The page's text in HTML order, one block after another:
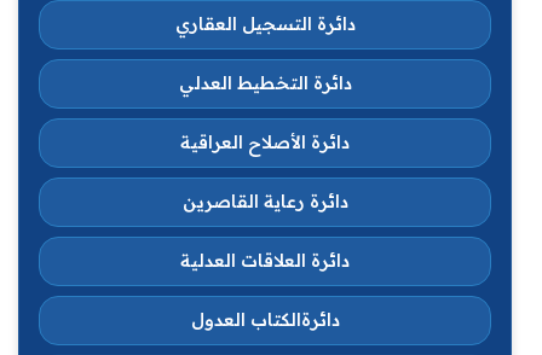
دائرة التسجيل العقاري
دائرة التخطيط العدلي
دائرة الأصلاح العراقية
دائرة رعاية القاصرين
دائرة العلاقات العدلية
دائرةالكتاب العدول